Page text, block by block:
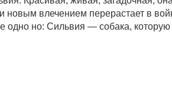
влечением перерастает в
но: Сильвия — собака,